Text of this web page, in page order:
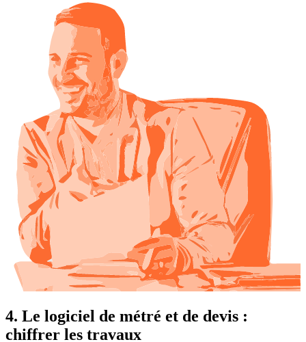
4. Le logiciel de métré et de devis :
chiffrer les travaux